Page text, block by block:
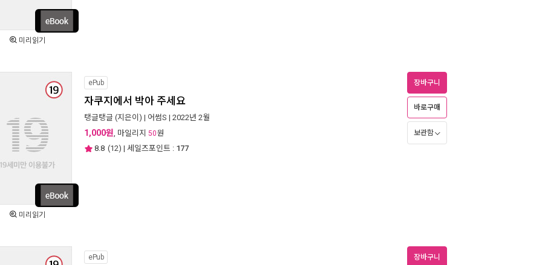
미리읽기
미리읽기
ePub
자쿠지에서 박아 주세요
탱글탱글 (지은이) | 어썸S | 2022년 2월
1,000원, 마일리지 50원
8.8 (12) | 세일즈포인트 : 177
장바구니
바로구매
보관함
ePub 장바구니